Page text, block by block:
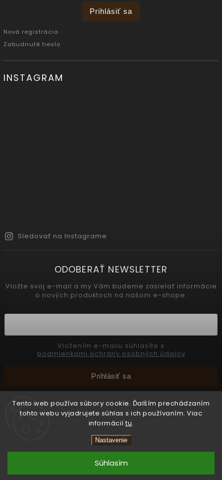
Tento web používa súbory cookie. Ďalším prechádzaním
tohto webu vyjadrujete súhlas s ich používaním. Viac
informácií tu.
Nastavenie
Súhlasím
Prihlásiť sa
Nová registrácia
Zabudnuté heslo
INSTAGRAM
Sledovať na Instagrame
ODOBERAŤ NEWSLETTER
Vložte svoj e-mail a my Vám budeme zasielať informácie
o nových produktoch na našom e-shope.
podmienkami ochrany osobných údajov
Prihlásiť sa
Copyright 2026INTERMEDIC SK. Všetky práva vyhradené.
VytvořilShoptet